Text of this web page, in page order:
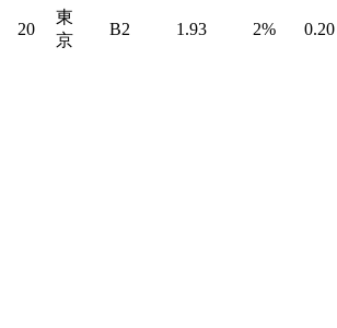
20
東
京
B2 1.93 2% 0.20